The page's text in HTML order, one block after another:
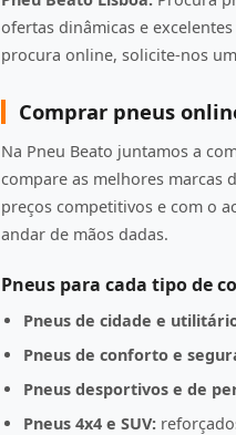
ofertas dinâmicas e
procura online, solicite-nos
Comprar pneus
Na Pneu Beato juntamos a
compare as melhores marcas
preços competitivos e com o
andar de mãos dadas.
Pneus para cada tipo de
Pneus de cidade e
Pneus de conforto e
Pneus desportivos e de
Pneus 4x4 e SUV: